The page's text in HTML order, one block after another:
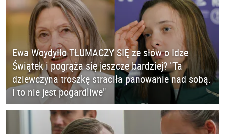
Ewa Woydyłło TŁUMACZY SIĘ ze słów o Idze
Świątek i pogrąża się jeszcze bardziej? "Ta
dziewczyna troszkę straciła panowanie nad sobą.
I to nie jest pogardliwe"